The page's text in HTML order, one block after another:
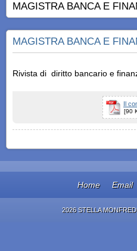
MAGISTRA BANCA E
MAGISTRA BANCA E
Rivista di diritto bancario e
Il
[90
Home Email
2026 STELLA